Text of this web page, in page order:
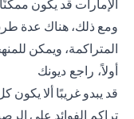
الإمارات قد يكون
ومع ذلك، هناك عدة
المتراكمة، ويمكن
أولاً، راجع ديونك
قد يبدو غريبًا ألا
تراكم الفوائد على